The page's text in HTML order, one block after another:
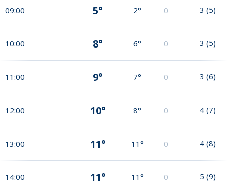
09:00 5° 2° 0 3 (5)
10:00 8° 6° 0 3 (5)
11:00 9° 7° 0 3 (6)
12:00 10° 8° 0 4 (7)
13:00 11° 11° 0 4 (8)
14:00 11° 11° 0 5 (9)